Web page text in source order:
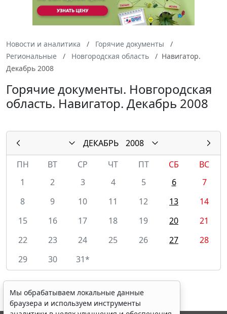
Новости и аналитика
Горячие документы
Региональные
Новгородская область
Навигатор.
Декабрь 2008
Горячие документы. Новгородская
область. Навигатор. Декабрь 2008
ДЕКАБРЬ
2008
ПН
ВТ СР ЧТ ПТ СБ
ВС
1
2 3 4 5 6
7
8
9 10 11 12 13
14
15
16 17 18 19 20
21
22
23 24 25 26 27
28
29
30 31*
Мы обрабатываем локальные данные
браузера и используем инструменты